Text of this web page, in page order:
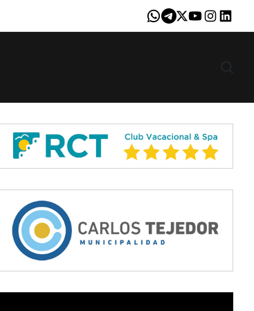
Whatsapp
Telegram
X YoutubeInstagram